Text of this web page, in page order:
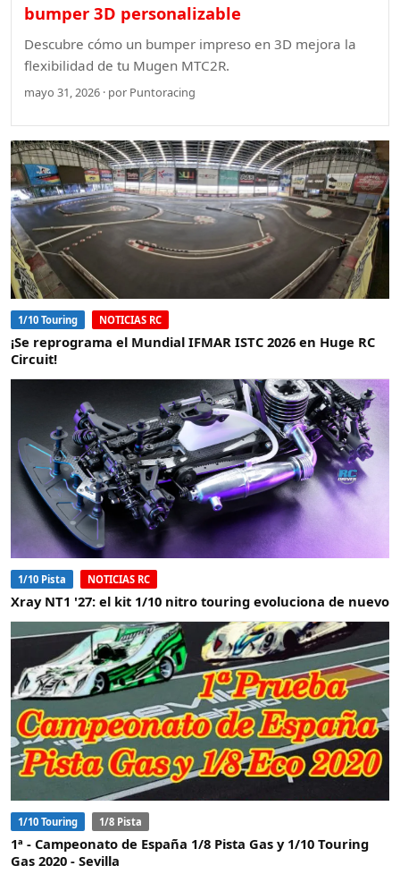
bumper 3D personalizable
Descubre cómo un bumper impreso en 3D mejora la
flexibilidad de tu Mugen MTC2R.
mayo 31, 2026 · por Puntoracing
1/10 Touring NOTICIAS RC
¡Se reprograma el Mundial IFMAR ISTC 2026 en Huge RC
Circuit!
1/10 Pista NOTICIAS RC
Xray NT1 '27: el kit 1/10 nitro touring evoluciona de nuevo
1/10 Touring 1/8 Pista
1ª - Campeonato de España 1/8 Pista Gas y 1/10 Touring
Gas 2020 - Sevilla